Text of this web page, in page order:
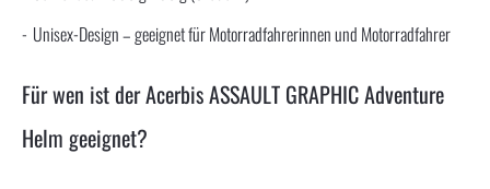
Unisex-Design – geeignet für Motorradfahrerinnen und Motorradfahrer
Für wen ist der Acerbis ASSAULT GRAPHIC Adventure
Helm geeignet?